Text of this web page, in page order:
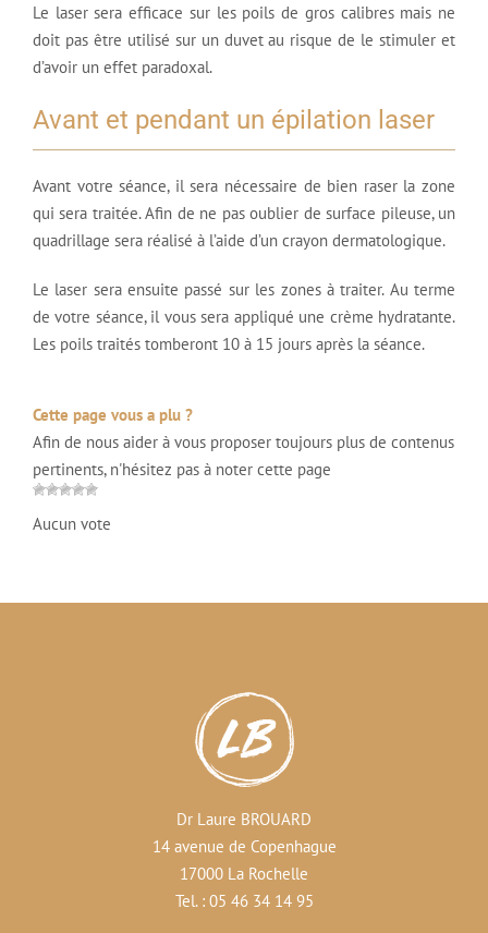
Le laser sera efficace sur les poils de gros calibres mais ne
doit pas être utilisé sur un duvet au risque de le stimuler et
d’avoir un effet paradoxal.
Avant et pendant un épilation laser
Avant votre séance, il sera nécessaire de bien raser la zone
qui sera traitée. Afin de ne pas oublier de surface pileuse, un
quadrillage sera réalisé à l’aide d’un crayon dermatologique.
Le laser sera ensuite passé sur les zones à traiter. Au terme
de votre séance, il vous sera appliqué une crème hydratante.
Les poils traités tomberont 10 à 15 jours après la séance.
Cette page vous a plu ?
Afin de nous aider à vous proposer toujours plus de contenus
pertinents, n'hésitez pas à noter cette page
Aucun vote
Dr Laure BROUARD
14 avenue de Copenhague
17000 La Rochelle
Tel. : 05 46 34 14 95